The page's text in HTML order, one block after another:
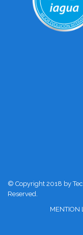
© Copyright 2018 by
Reserved.
MENTION